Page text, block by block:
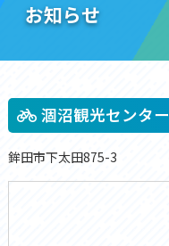
お知らせ
涸沼観光センター
鉾田市下太田875-3